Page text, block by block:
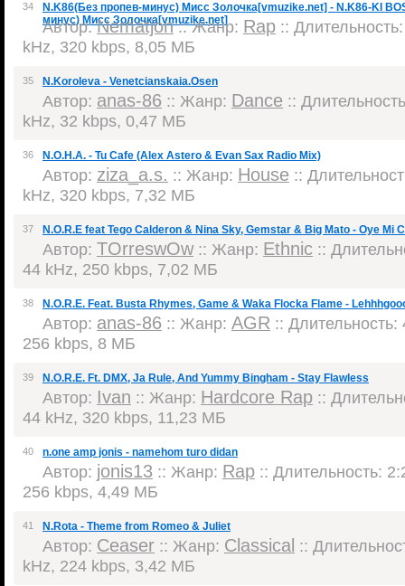
34
N.K86(Без пропев-минус) Мисс Золочка[vmuzike.net] - N.K86-KI
минус) Мисс Золочка[vmuzike.net]
Автор:Nematjon:: Жанр: Rap ::
kHz, 320 kbps, 8,05 МБ
35 N.Koroleva - Venetcianskaia.Osen
Автор: anas-86 :: Жанр: Dance ::
kHz, 32 kbps, 0,47 МБ
36 N.O.H.A. - Tu Cafe (Alex Astero & Evan Sax Radio Mix)
Автор: ziza_a.s. :: Жанр: House ::
kHz, 320 kbps, 7,32 МБ
37 N.O.R.E feat Tego Calderon & Nina Sky, Gemstar & Big Mato - Oye Mi
Автор: TOrreswOw:: Жанр: Ethnic ::
44 kHz, 250 kbps, 7,02 МБ
38 N.O.R.E. Feat. Busta Rhymes, Game & Waka Flocka Flame -
Автор: anas-86 :: Жанр: AGR ::
256 kbps, 8 МБ
39 N.O.R.E. Ft. DMX, Ja Rule, And Yummy Bingham - Stay Flawless
Автор: Ivan :: Жанр: Hardcore Rap ::
44 kHz, 320 kbps, 11,23 МБ
40 n.one amp jonis - namehom turo didan
Автор: jonis13 :: Жанр: Rap :: Длительность:
256 kbps, 4,49 МБ
41 N.Rota - Theme from Romeo & Juliet
Автор: Ceaser :: Жанр: Classical ::
kHz, 224 kbps, 3,42 МБ